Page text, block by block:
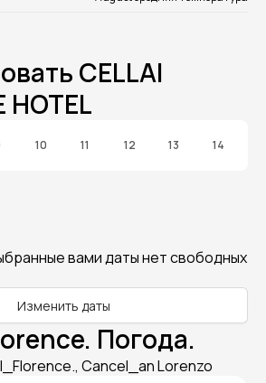
CELLAI
HOTEL
10 11 12 13 14
вами даты нет свободных
Изменить даты
Погода.
Cancel_an Lorenzo